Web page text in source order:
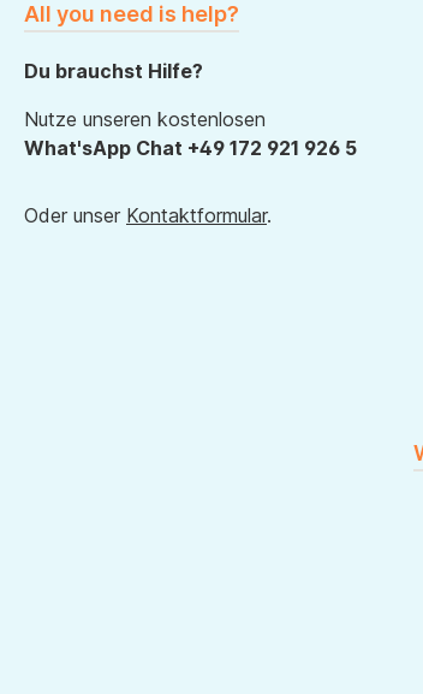
All you need is help?
Du brauchst Hilfe?
Nutze unseren kostenlosen
What'sApp Chat +49 172 921 926 5
Oder unser Kontaktformular.